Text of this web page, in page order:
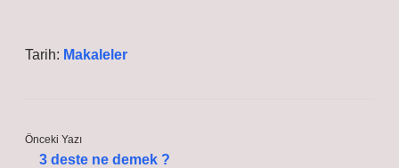
Tarih: Makaleler
Önceki Yazı
3 deste ne demek ?